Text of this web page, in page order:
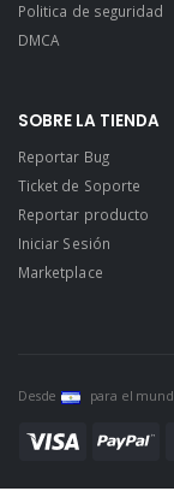
Politica de seguridad
DMCA
SOBRE LA TIENDA
Reportar Bug
Ticket de Soporte
Reportar producto
Iniciar Sesión
Marketplace
Desde para el